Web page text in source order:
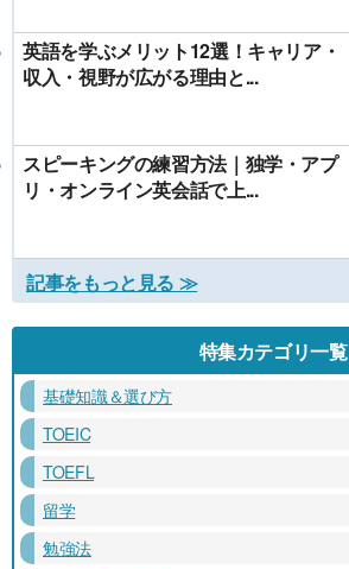
英語を学ぶメリット12選！キャリア・
収入・視野が広がる理由と...
スピーキングの練習方法｜独学・アプ
リ・オンライン英会話で上...
記事をもっと見る ≫
特集カテゴリ一覧
基礎知識＆選び方
TOEIC
TOEFL
留学
勉強法